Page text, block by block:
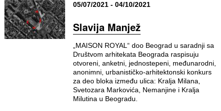
05/07/2021 - 04/10/2021
Slavija Manjež
„MAISON ROYAL“ doo Beograd u saradnji sa
Društvom arhitekata Beograda raspisuju
otvoreni, anketni, jednostepeni, međunarodni,
anonimni, urbanističko-arhitektonski konkurs
za deo bloka između ulica: Kralja Milana,
Svetozara Markovića, Nemanjine i Kralja
Milutina u Beogradu.